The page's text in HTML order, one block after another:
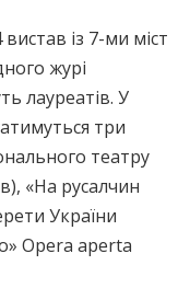
із 7-ми міст
журі
лауреатів. У
три
театру
«На русалчин
України
Opera aperta